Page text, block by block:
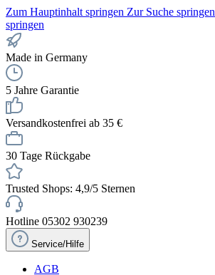
Zum Hauptinhalt springen Zur Suche springen
springen
Made in Germany
5 Jahre Garantie
Versandkostenfrei ab 35 €
30 Tage Rückgabe
Trusted Shops: 4,9/5 Sternen
Hotline 05302 930239
Service/Hilfe
AGB